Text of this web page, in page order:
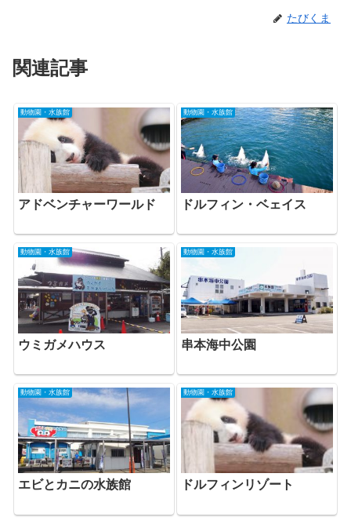
たびくま
関連記事
動物園・水族館
アドベンチャーワールド
動物園・水族館
ドルフィン・ベェイス
動物園・水族館
ウミガメハウス
動物園・水族館
串本海中公園
動物園・水族館
エビとカニの水族館
動物園・水族館
ドルフィンリゾート